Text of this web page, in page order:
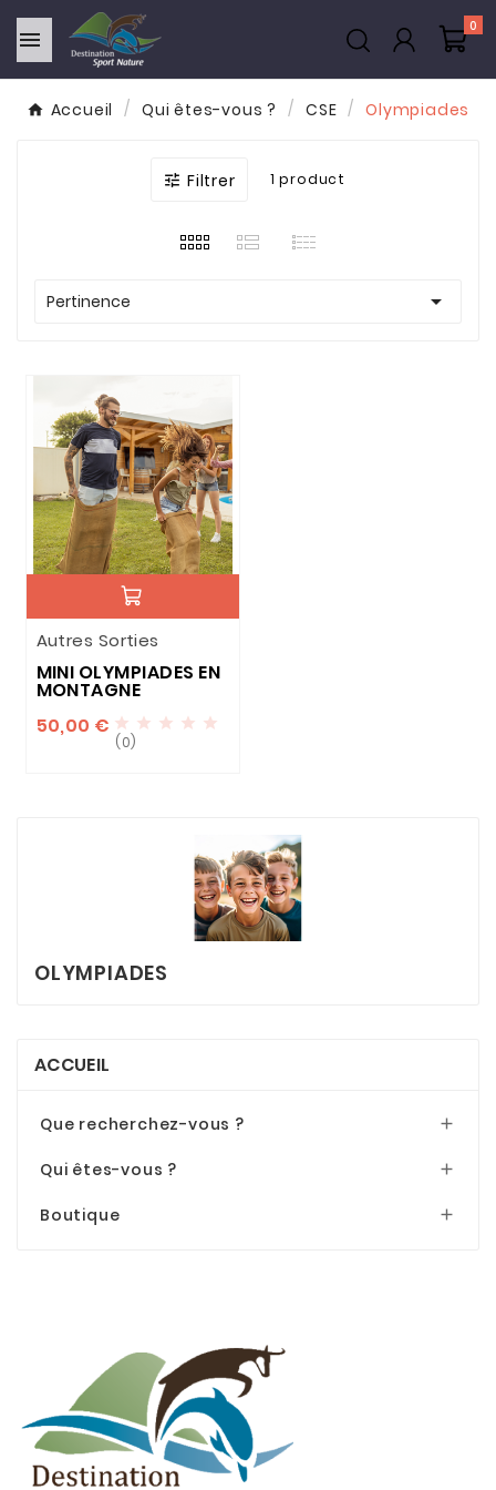

0
Accueil Qui êtes-vous ? CSE Olympiades
 Filtrer 1 product
Pertinence 
Autres Sorties
MINI OLYMPIADES EN
MONTAGNE
50,00 €     
(0)
OLYMPIADES
ACCUEIL
Que recherchez-vous ? 
Qui êtes-vous ? 
Boutique 